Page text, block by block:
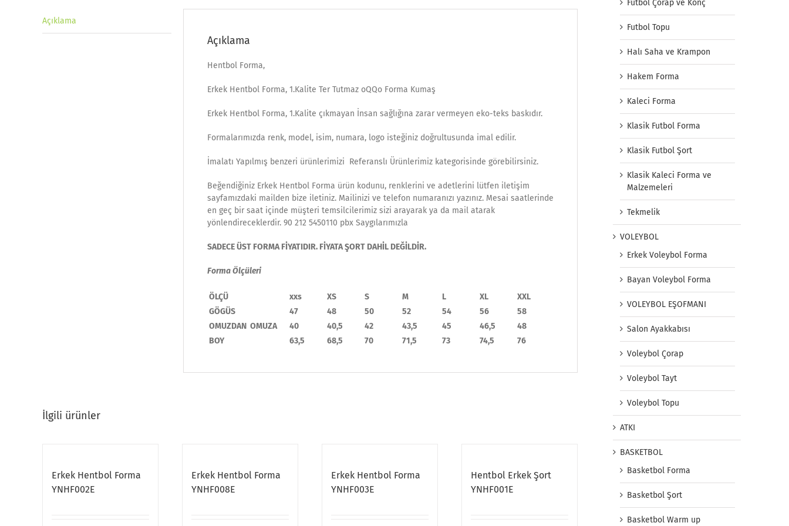
Açıklama
Açıklama
Hentbol Forma,
Erkek Hentbol Forma, 1.Kalite Ter Tutmaz oQQo Forma Kumaş
Erkek Hentbol Forma, 1.Kalite çıkmayan İnsan sağlığına zarar vermeyen eko-teks baskıdır.
Formalarımızda renk, model, isim, numara, logo isteğiniz doğrultusunda imal edilir.
İmalatı Yapılmış benzeri ürünlerimizi Referanslı Ürünlerimiz kategorisinde görebilirsiniz.
Beğendiğiniz Erkek Hentbol Forma ürün kodunu, renklerini ve adetlerini lütfen iletişim
sayfamızdaki mailden bize iletiniz. Mailinizi ve telefon numaranızı yazınız. Mesai saatlerinde
en geç bir saat içinde müşteri temsilcilerimiz sizi arayarak ya da mail atarak
yönlendireceklerdir. 90 212 5450110 pbx Saygılarımızla
SADECE ÜST FORMA FİYATIDIR. FİYATA ŞORT DAHİL DEĞİLDİR.
Forma Ölçüleri
ÖLÇÜ xxs XS S M L XL
XXL
GÖGÜS
47 48 50 52 54 56
58
OMUZDAN OMUZA
40 40,5 42 43,5 45 46,5
48
BOY
63,5 68,5 70 71,5 73 74,5 76
İlgili ürünler
Erkek Hentbol Forma
YNHF002E
Erkek Hentbol Forma
YNHF008E
Erkek Hentbol Forma
YNHF003E
Hentbol Erkek Şort
YNHF001E
Futbol Çorap ve Konç
Futbol Topu
Halı Saha ve Krampon
Hakem Forma
Kaleci Forma
Klasik Futbol Forma
Klasik Futbol Şort
Klasik Kaleci Forma ve
Malzemeleri
Tekmelik
VOLEYBOL
Erkek Voleybol Forma
Bayan Voleybol Forma
VOLEYBOL EŞOFMANI
Salon Ayakkabısı
Voleybol Çorap
Voleybol Tayt
Voleybol Topu
ATKI
BASKETBOL
Basketbol Forma
Basketbol Şort
Basketbol Warm up